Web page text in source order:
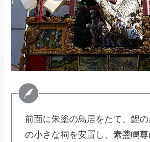
前面に朱塗の鳥居をたて、鯉
の小さな祠を安置し、素盞鳴